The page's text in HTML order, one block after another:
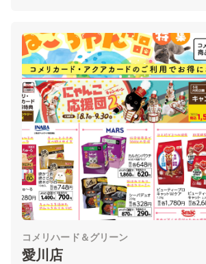
コメリハード＆グリーン
愛川店